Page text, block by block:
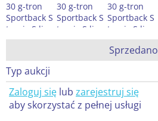
Sprzedano
Typ aukcji
Zaloguj się lub zarejestruj się
aby skorzystać z pełnej usługi